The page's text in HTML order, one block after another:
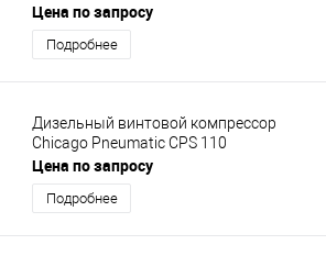
Цена по запросу
Подробнее
Дизельный винтовой компрессор
Chicago Pneumatic CPS 110
Цена по запросу
Подробнее